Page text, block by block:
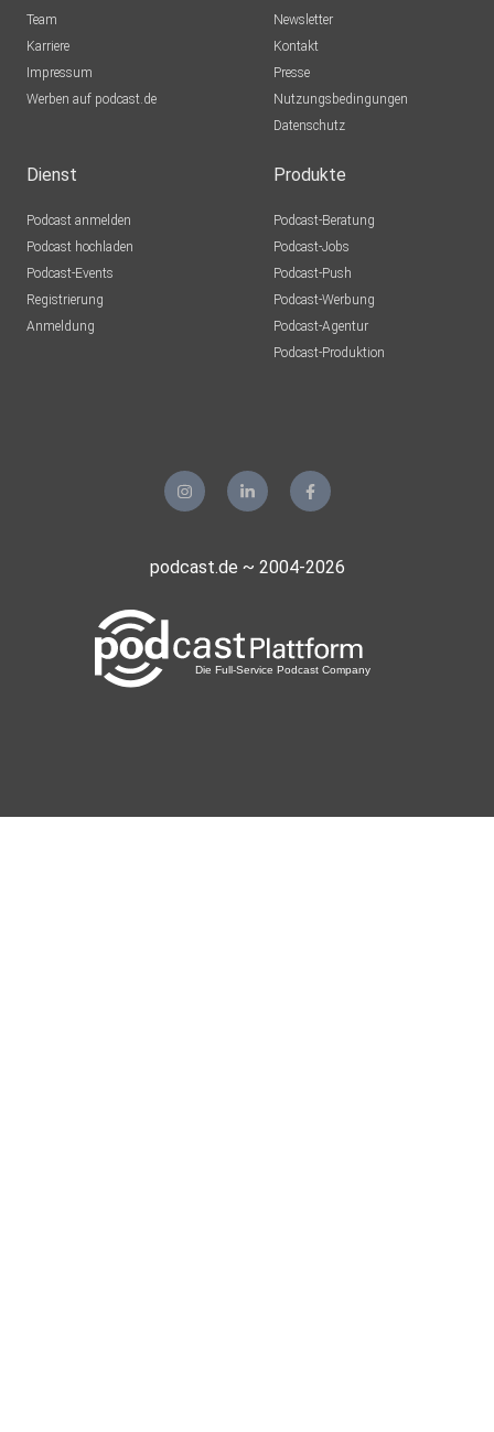
Team
Karriere
Impressum
Werben auf podcast.de
Newsletter
Kontakt
Presse
Nutzungsbedingungen
Datenschutz
Dienst
Podcast anmelden
Podcast hochladen
Podcast-Events
Registrierung
Anmeldung
Produkte
Podcast-Beratung
Podcast-Jobs
Podcast-Push
Podcast-Werbung
Podcast-Agentur
Podcast-Produktion
podcast.de ~ 2004-2026